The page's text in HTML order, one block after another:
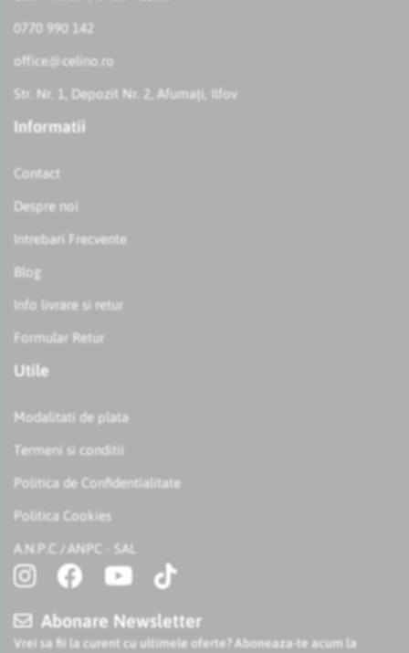
0770 990 142
office@celino.ro
Str. Nr. 1, Depozit Nr. 2, Afumați, Ilfov
Informatii
Contact
Despre noi
Intrebari Frecvente
Blog
Info livrare si retur
Formular Retur
Utile
Modalitati de plata
Termeni si conditii
Politica de Confidentialitate
Politica Cookies
A.N.P.C / ANPC - SAL
Abonare Newsletter
Vrei sa fii la curent cu ultimele oferte? Aboneaza-te acum la